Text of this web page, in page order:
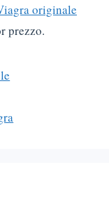
originale
prezzo.